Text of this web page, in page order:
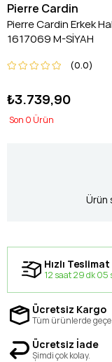
Pierre Cardin
Pierre Cardin Erkek
1617069 M-SİYAH
0.0
₺3.739,90
0
Ürün
Hızlı Teslimat
12 saat 29 dk
Ücretsiz Kargo
Tüm ürünlerde
Ücretsiz İade
Şimdi çok kolay.